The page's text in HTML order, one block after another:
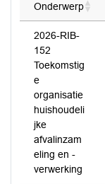
Onderwerp
2026-RIB-
152
Toekomstig
e
organisatie
huishoudeli
jke
afvalinzam
eling en -
verwerking